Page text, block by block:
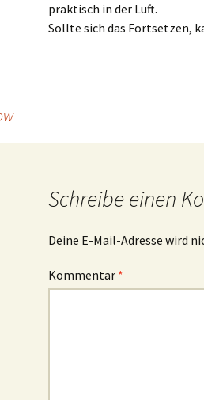
praktisch in der Luft.
Sollte sich das Fortsetzen,
Schreibe einen
Deine E-Mail-Adresse wird
Kommentar *